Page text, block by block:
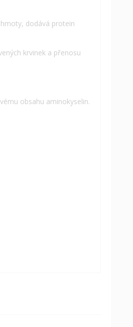
dodává protein
krvinek a přenosu
obsahu aminokyselin.